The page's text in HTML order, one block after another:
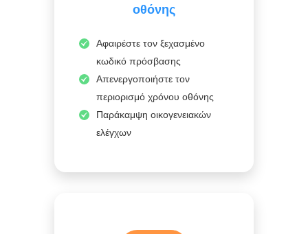
οθόνης
Αφαιρέστε τον ξεχασμένο
κωδικό πρόσβασης
Απενεργοποιήστε τον
περιορισμό χρόνου οθόνης
Παράκαμψη οικογενειακών
ελέγχων